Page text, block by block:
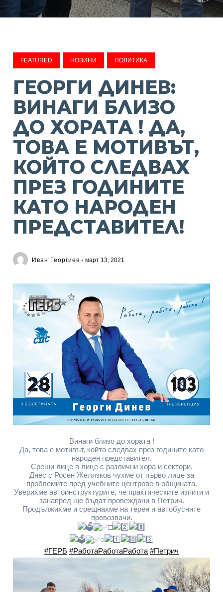
FEATURED НОВИНИ ПОЛИТИКА
ГЕОРГИ ДИНЕВ:
ВИНАГИ БЛИЗО
ДО ХОРАТА ! ДА,
ТОВА Е МОТИВЪТ,
КОЙТО СЛЕДВАХ
ПРЕЗ ГОДИНИТЕ
КАТО НАРОДЕН
ПРЕДСТАВИТЕЛ!
Иван Георгиев март 13, 2021
Винаги близо до хората !
Да, това е мотивът, който следвах през годините като
народен представител.
Срещи лице в лице с различни хора и сектори.
Днес с Росен Желязков чухме от първо лице за
проблемите пред учебните центрове в общината.
Уверихме автоинструктурите, че практическите изпити и
занапред ще бъдат провеждани в Петрич.
Продължихме и срещнахме на терен и автобусните
превозвачи.
□
○
#ГЕРБ #РаботаРаботаРабота #Петрич